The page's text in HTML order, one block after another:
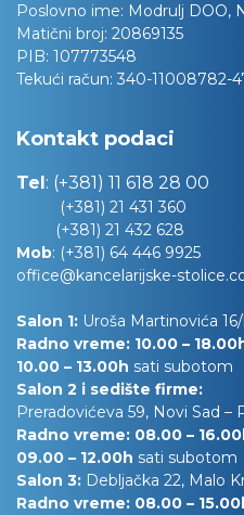
Poslovno ime: Modrulj DOO,
Matični broj: 20869135
PIB: 107773548
Tekući račun: 340-11008782-
Kontakt podaci
Tel: (+381) 11 618 28 00
(+381) 21 431 360
(+381) 21 432 628
Mob: (+381) 64 446 9925
office@kancelarijske-
Salon 1: Uroša Martinovića
Radno vreme: 10.00 –
10.00 – 13.00h sati subotom
Salon 2 i sedište firme:
Preradovićeva 59, Novi Sad –
Radno vreme: 08.00 –
09.00 – 12.00h sati subotom
Salon 3: Debljačka 22, Malo
Radno vreme: 08.00 –